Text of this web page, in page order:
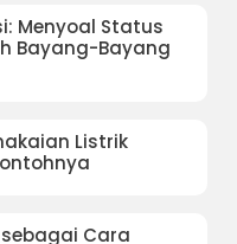
Menyoal Status
Bayang-Bayang
Listrik
Cara